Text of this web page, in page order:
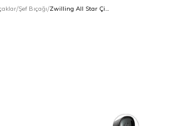
Şef Bıçağı Zwilling All Star Çin Şef Bıçağı 18 cm